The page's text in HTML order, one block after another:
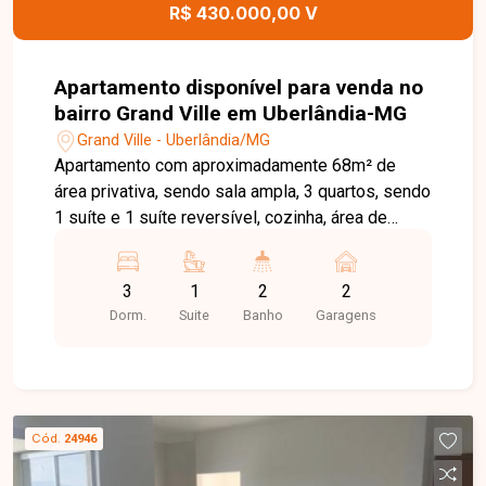
para quem busca um apartamento completo,
localização privilegiada no bairro Santa Mônica.
Agende uma visita e venha conhecer todos os
detalhes deste imóvel.
R$ 430.000,00 V
Apartamento disponível para venda no
bairro Grand Ville em Uberlândia-MG
Grand Ville - Uberlândia/MG
Apartamento com aproximadamente 68m² de
área privativa, sendo sala ampla, 3 quartos, sendo
1 suíte e 1 suíte reversível, cozinha, área de
espaço gourmet com churrasqueira, espaço kids,
Fitness, piscina Adulto e Infantil, quadra
poliesportiva salão de festas, bicicletário,
conhecer pessoalmente todos os detalhes deste
incrível imóvel. Estamos à disposição para
esclarecer suas dúvidas e auxiliar em todo o
3
Dorm.
1
Suite
2
Banho
2
Garagens
Cód. 24946